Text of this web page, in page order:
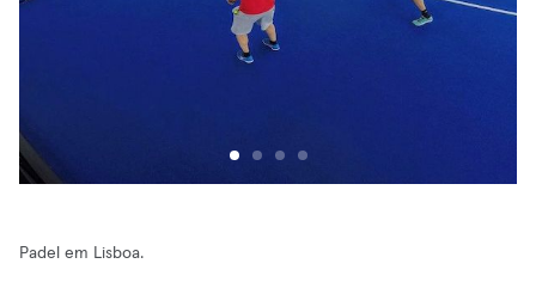
Padel em Lisboa.